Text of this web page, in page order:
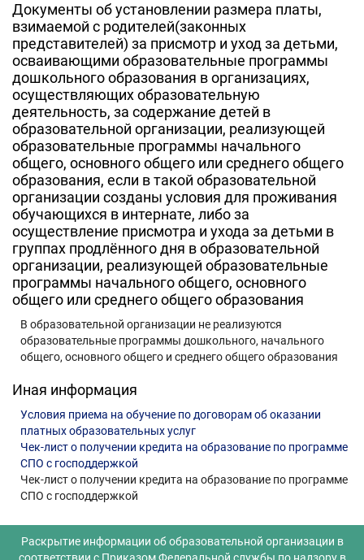
Документы об установлении размера платы,
взимаемой с родителей(законных
представителей) за присмотр и уход за детьми,
осваивающими образовательные программы
дошкольного образования в организациях,
осуществляющих образовательную
деятельность, за содержание детей в
образовательной организации, реализующей
образовательные программы начального
общего, основного общего или среднего общего
образования, если в такой образовательной
организации созданы условия для проживания
обучающихся в интернате, либо за
осуществление присмотра и ухода за детьми в
группах продлённого дня в образовательной
организации, реализующей образовательные
программы начального общего, основного
общего или среднего общего образования
В образовательной организации не реализуются
образовательные программы дошкольного, начального
общего, основного общего и среднего общего образования
Иная информация
Условия приема на обучение по договорам об оказании
платных образовательных услуг
Чек-лист о получении кредита на образование по программе
СПО с господдержкой
Чек-лист о получении кредита на образование по программе
СПО с господдержкой
Раскрытие информации об образовательной организации в